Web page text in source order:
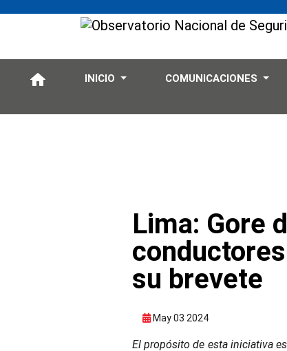
INICIO COMUNICACIONES
Lima: Gore
su brevete
May 03 2024
El propósito de esta iniciativa